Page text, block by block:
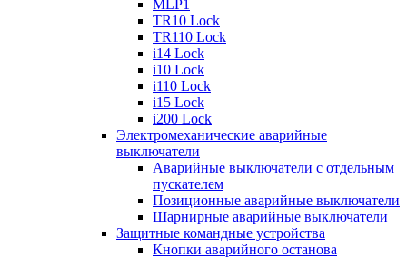
MLP1
TR10 Lock
TR110 Lock
i14 Lock
i10 Lock
i110 Lock
i15 Lock
i200 Lock
Электромеханические аварийные
выключатели
Аварийные выключатели с отдельным
пускателем
Позиционные аварийные выключатели
Шарнирные аварийные выключатели
Защитные командные устройства
Кнопки аварийного останова